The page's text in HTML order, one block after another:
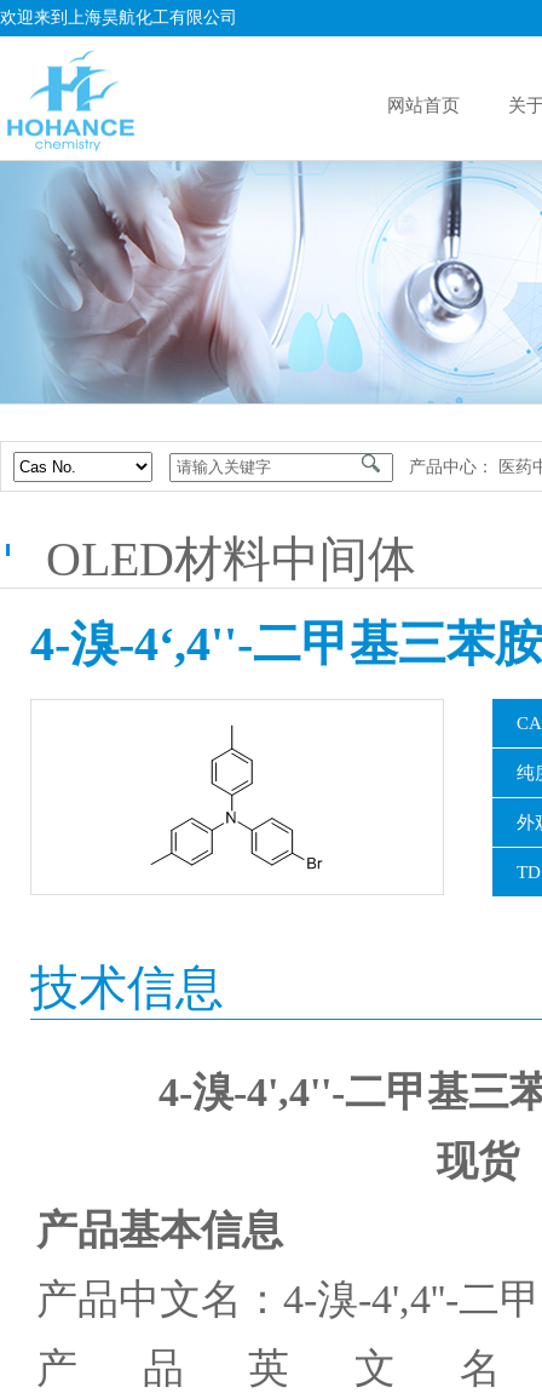
欢迎来到上海昊航化工有限公司
网站首页 关
产品中心： 医药
OLED材料中间体
4-溴-4‘,4''-二甲基三苯胺
纯
外
技术信息
4-溴-4',4''-二甲基三
现货
产品基本信息
产品中文名：4-溴-4',4''-二
产品英文名：